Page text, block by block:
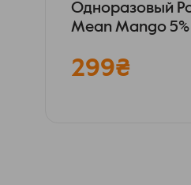
Одноразовый
Mean Mango
299₴